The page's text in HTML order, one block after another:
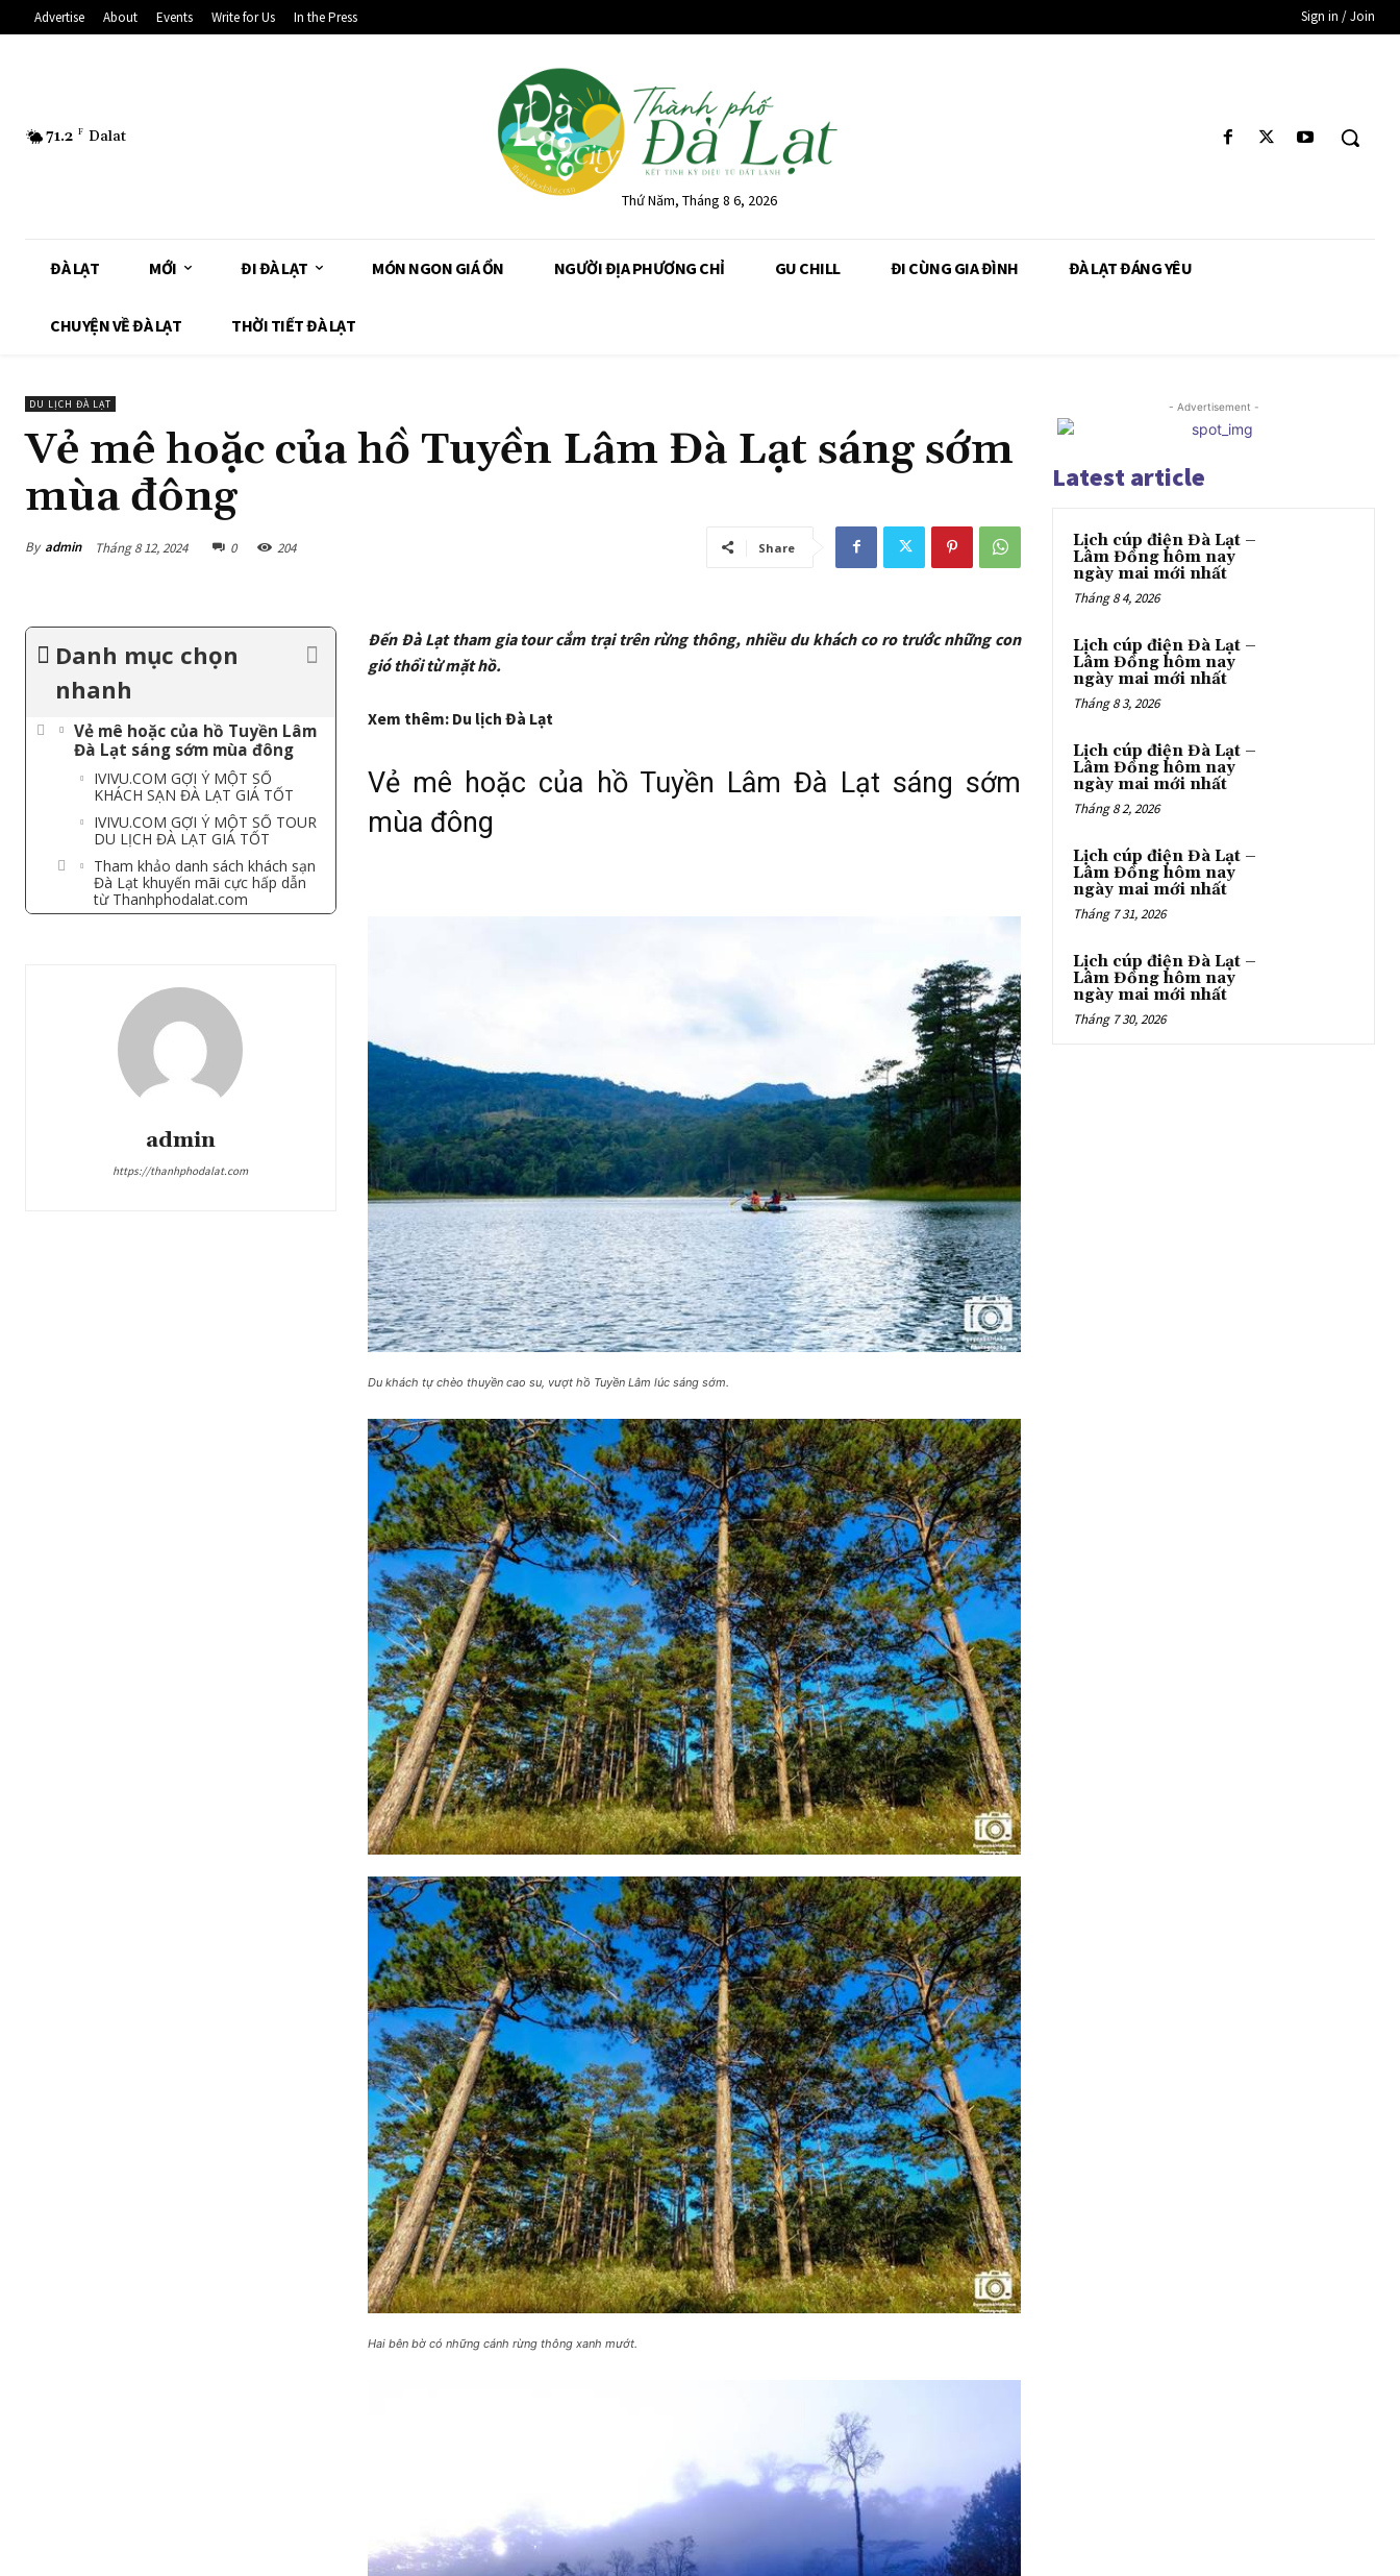
Advertise About Events Write for Us In the Press Sign in / Join
71.2 F Dalat
Thứ Năm, Tháng 8 6, 2026
ĐÀ LẠT MỚI ĐI ĐÀ LẠT MÓN NGON GIÁ ỔN NGƯỜI ĐỊA PHƯƠNG CHỈ GU CHILL ĐI CÙNG GIA ĐÌNH ĐÀ LẠT ĐÁNG YÊU
CHUYỆN VỀ ĐÀ LẠT THỜI TIẾT ĐÀ LẠT
DU LỊCH ĐÀ LẠT
Vẻ mê hoặc của hồ Tuyền Lâm Đà Lạt sáng sớm
mùa đông
By admin Tháng 8 12, 2024 0 204 Share
Danh mục chọn
nhanh
Vẻ mê hoặc của hồ Tuyền Lâm
Đà Lạt sáng sớm mùa đông
IVIVU.COM GỢI Ý MỘT SỐ
KHÁCH SẠN ĐÀ LẠT GIÁ TỐT
IVIVU.COM GỢI Ý MỘT SỐ TOUR
DU LỊCH ĐÀ LẠT GIÁ TỐT
Tham khảo danh sách khách sạn
Đà Lạt khuyến mãi cực hấp dẫn
từ Thanhphodalat.com
admin
https://thanhphodalat.com
Đến Đà Lạt tham gia tour cắm trại trên rừng thông, nhiều du khách co ro trước những con
gió thổi từ mặt hồ.
Xem thêm: Du lịch Đà Lạt
Vẻ mê hoặc của hồ Tuyền Lâm Đà Lạt sáng sớm
mùa đông
Du khách tự chèo thuyền cao su, vượt hồ Tuyền Lâm lúc sáng sớm.
Hai bên bờ có những cánh rừng thông xanh mướt.
- Advertisement -
Latest article
Lịch cúp điện Đà Lạt –
Lâm Đồng hôm nay
ngày mai mới nhất
Tháng 8 4, 2026
Lịch cúp điện Đà Lạt –
Lâm Đồng hôm nay
ngày mai mới nhất
Tháng 8 3, 2026
Lịch cúp điện Đà Lạt –
Lâm Đồng hôm nay
ngày mai mới nhất
Tháng 8 2, 2026
Lịch cúp điện Đà Lạt –
Lâm Đồng hôm nay
ngày mai mới nhất
Tháng 7 31, 2026
Lịch cúp điện Đà Lạt –
Lâm Đồng hôm nay
ngày mai mới nhất
Tháng 7 30, 2026